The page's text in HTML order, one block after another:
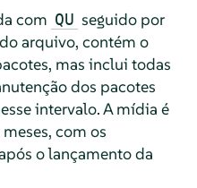
com QU seguido por
arquivo, contém o
mas inclui todas
dos pacotes
intervalo. A mídia é
com os
o lançamento da